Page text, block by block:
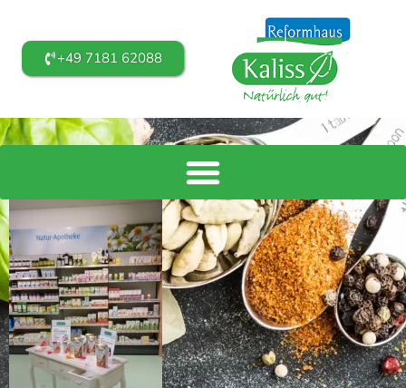
+49 7181 62088